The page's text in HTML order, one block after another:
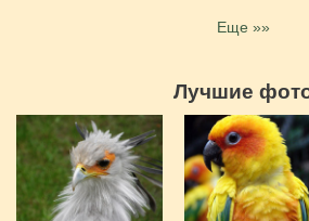
Еще »»
Лучшие